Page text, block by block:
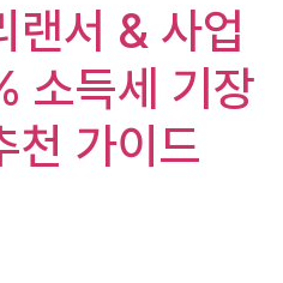
랜서 & 사업
소득세 기장
천 가이드